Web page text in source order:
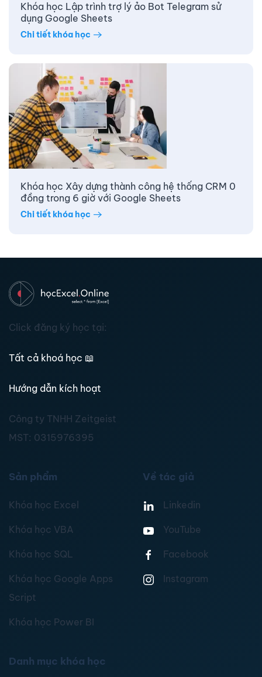
Khóa học Lập trình trợ lý ảo Bot Telegram sử
dụng Google Sheets
Chi tiết khóa học
Khóa học Xây dựng thành công hệ thống CRM 0
đồng trong 6 giờ với Google Sheets
Chi tiết khóa học
Click đăng ký học tại:
Tất cả khoá học 📖
Hướng dẫn kích hoạt
Công ty TNHH Zeitgeist
MST: 0315976395
Sản phẩm
Khóa học Excel
Khóa học VBA
Khóa học SQL
Khóa học Google Apps
Script
Khóa học Power BI
Về tác giả
Linkedin
YouTube
Facebook
Instagram
Danh mục khóa học